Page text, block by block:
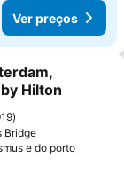
Ver preços
favoritos
Hilton
Bridge
e do porto